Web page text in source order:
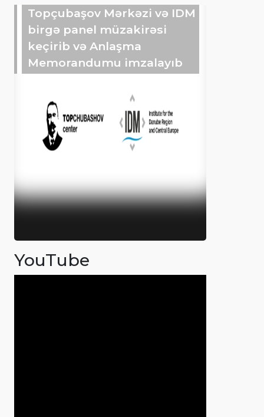
Topçubaşov Mərkəzi və IDM
birgə panel müzakirəsi
keçirib və Anlaşma
Memorandumu imzalayıb
YouTube